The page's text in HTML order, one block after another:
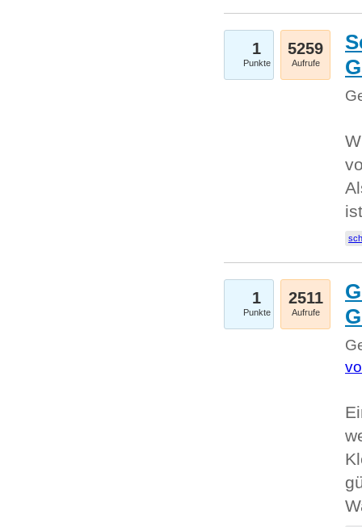
1
Punkte
5259
Aufrufe
1
Punkte
2511
Aufrufe